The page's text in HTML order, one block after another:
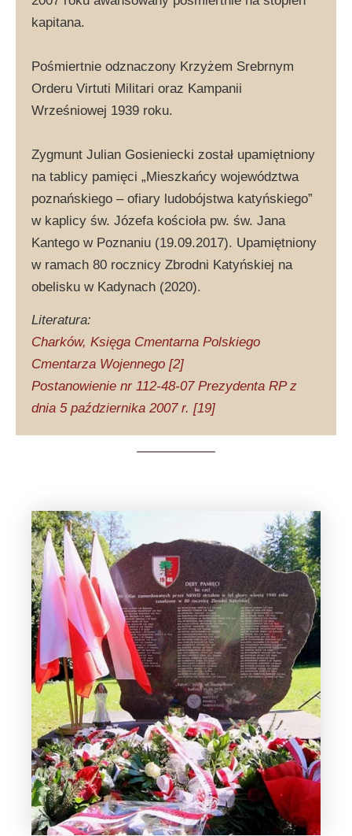
kapitana.
Pośmiertnie odznaczony Krzyżem Srebrnym
Orderu Virtuti Militari oraz Kampanii
Wrześniowej 1939 roku.
Zygmunt Julian Gosieniecki został upamiętniony
na tablicy pamięci „Mieszkańcy województwa
poznańskiego – ofiary ludobójstwa katyńskiego”
w kaplicy św. Józefa kościoła pw. św. Jana
Kantego w Poznaniu (19.09.2017). Upamiętniony
w ramach 80 rocznicy Zbrodni Katyńskiej na
obelisku w Kadynach (2020).
Literatura:
Charków, Księga Cmentarna Polskiego
Cmentarza Wojennego [2]
Postanowienie nr 112-48-07 Prezydenta RP z
dnia 5 października 2007 r. [19]